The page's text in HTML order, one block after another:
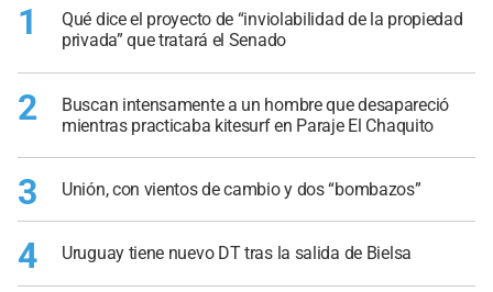
1
Qué dice el proyecto de “inviolabilidad de la propiedad
privada” que tratará el Senado
2
Buscan intensamente a un hombre que desapareció
mientras practicaba kitesurf en Paraje El Chaquito
3 Unión, con vientos de cambio y dos “bombazos”
4 Uruguay tiene nuevo DT tras la salida de Bielsa